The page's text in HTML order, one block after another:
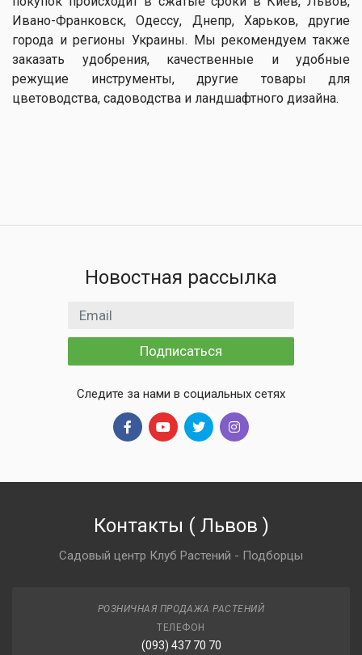
Ивано-Франковск, Одессу, Днепр, Харьков, другие
города и регионы Украины. Мы рекомендуем также
заказать удобрения, качественные и удобные
режущие инструменты, другие товары для
цветоводства, садоводства и ландшафтного дизайна.
Новостная рассылка
Email адрес
Подписаться
Следите за нами в социальных сетях
Контакты ( Львов )
Садовый центр Клуб Растений - Подборцы
РОЗНИЧНАЯ ПРОДАЖА РАСТЕНИЙ
ТЕЛЕФОН
(093) 437 70 70